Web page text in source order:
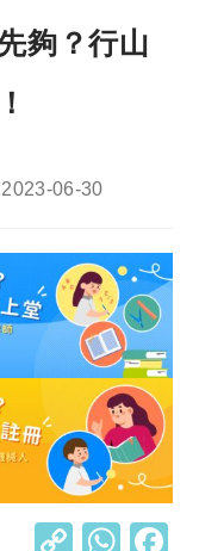
夠？行山
Post
2023-06-30
C W